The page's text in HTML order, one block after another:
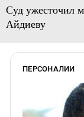
Суд ужесточил
Айдиеву
ПЕРСОНАЛИИ